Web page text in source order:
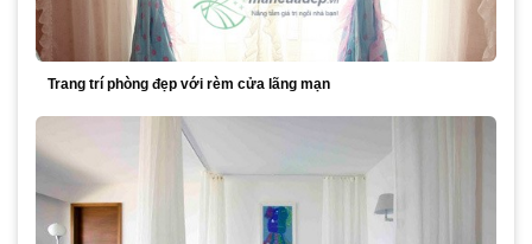
Trang trí phòng đẹp với rèm cửa lãng mạn